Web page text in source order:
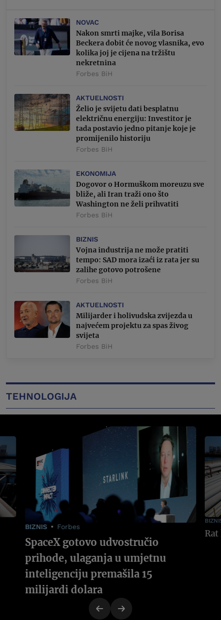
NOVAC
Nakon smrti majke, vila Borisa
Beckera dobit će novog vlasnika, evo
kolika joj je cijena na tržištu
nekretnina
Forbes BiH
AKTUELNOSTI
Želio je svijetu dati besplatnu
električnu energiju: Investitor je
tada postavio jedno pitanje koje je
promijenilo historiju
Forbes BiH
EKONOMIJA
Dogovor o Hormuškom moreuzu sve
bliže, ali Iran traži ono što
Washington ne želi prihvatiti
Forbes BiH
BIZNIS
Vojna industrija ne može pratiti
tempo: SAD mora izaći iz rata jer su
zalihe gotovo potrošene
Forbes BiH
AKTUELNOSTI
Milijarder i holivudska zvijezda u
najvećem projektu za spas živog
svijeta
Forbes BiH
TEHNOLOGIJA
BIZNIS Forbes
SpaceX gotovo udvostručio
prihode, ulaganja u umjetnu
inteligenciju premašila 15
milijardi dolara